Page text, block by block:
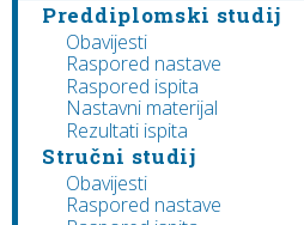
Preddiplomski studij
Obavijesti
Raspored nastave
Raspored ispita
Nastavni materijal
Rezultati ispita
Stručni studij
Obavijesti
Raspored nastave